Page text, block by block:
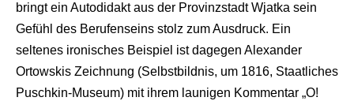
bringt ein Autodidakt aus der Provinzstadt Wjatka sein
Gefühl des Berufenseins stolz zum Ausdruck. Ein
seltenes ironisches Beispiel ist dagegen Alexander
Ortowskis Zeichnung (Selbstbildnis, um 1816, Staatliches
Puschkin-Museum) mit ihrem launigen Kommentar „O!